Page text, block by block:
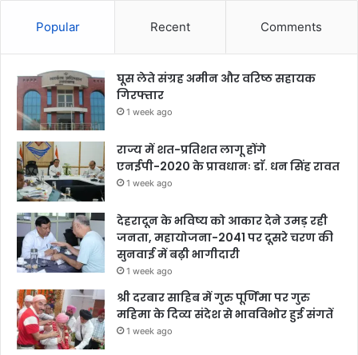
Popular Recent Comments
घूस लेते संग्रह अमीन और वरिष्ठ सहायक
गिरफ्तार
1 week ago
राज्य में शत-प्रतिशत लागू होंगे
एनईपी-2020 के प्रावधानः डाॅ. धन सिंह रावत
1 week ago
देहरादून के भविष्य को आकार देने उमड़ रही
जनता, महायोजना-2041 पर दूसरे चरण की
सुनवाई में बढ़ी भागीदारी
1 week ago
श्री दरबार साहिब में गुरु पूर्णिमा पर गुरु
महिमा के दिव्य संदेश से भावविभोर हुई संगतें
1 week ago